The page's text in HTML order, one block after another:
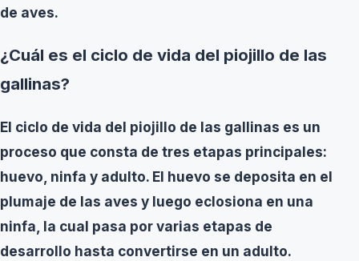
de aves.
¿Cuál es el ciclo de vida del piojillo de las
gallinas?
El ciclo de vida del piojillo de las gallinas es un
proceso que consta de tres etapas principales:
huevo, ninfa y adulto. El huevo se deposita en el
plumaje de las aves y luego eclosiona en una
ninfa, la cual pasa por varias etapas de
desarrollo hasta convertirse en un adulto.